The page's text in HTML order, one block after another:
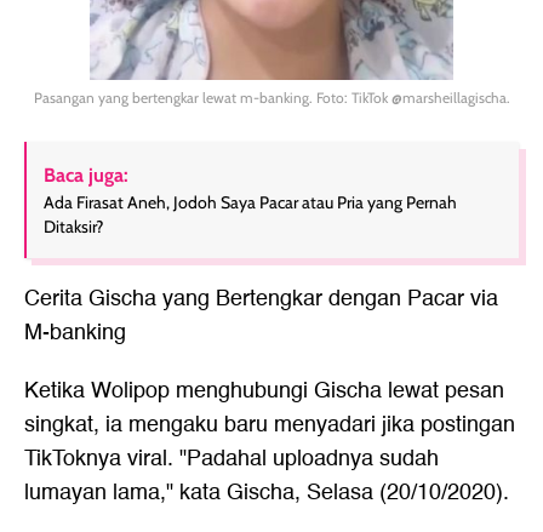
Pasangan yang bertengkar lewat m-banking. Foto: TikTok @marsheillagischa.
Baca juga:
Ada Firasat Aneh, Jodoh Saya Pacar atau Pria yang Pernah
Ditaksir?
Cerita Gischa yang Bertengkar dengan Pacar via
M-banking
Ketika Wolipop menghubungi Gischa lewat pesan
singkat, ia mengaku baru menyadari jika postingan
TikToknyaviral. "Padahal uploadnya sudah
lumayan lama," kata Gischa, Selasa (20/10/2020).